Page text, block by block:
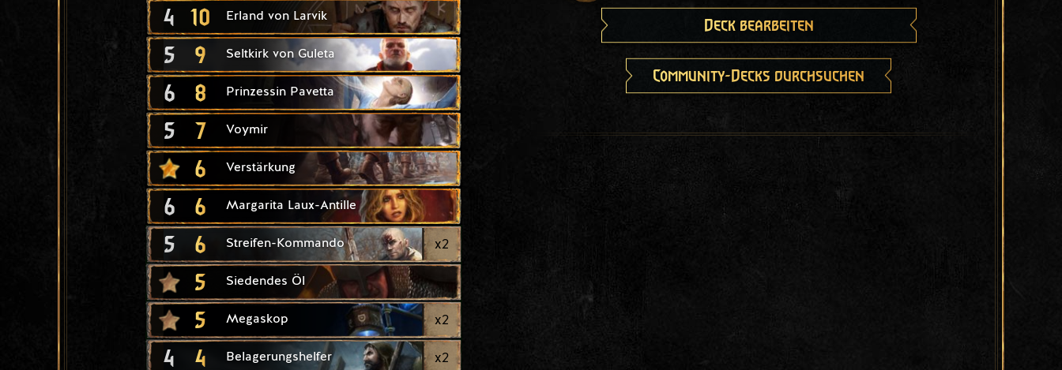
4 10 Erland von Larvik
5 9 Seltkirk von Guleta
6 8 Prinzessin Pavetta
5 7 Voymir
6 Verstärkung
6 6 Margarita Laux-Antille
5 6 Streifen-Kommando x2
5 Siedendes Öl
5 Megaskop x2
4 4 Belagerungshelfer x2
Deck bearbeiten
Community-Decks durchsuchen